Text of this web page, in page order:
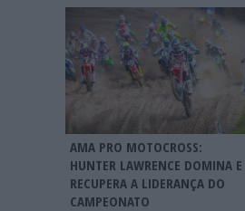
AMA PRO MOTOCROSS:
HUNTER LAWRENCE DOMINA E
RECUPERA A LIDERANÇA DO
CAMPEONATO